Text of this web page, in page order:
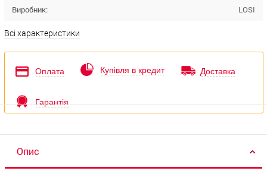
Виробник: LOSI
Всі характеристики
Оплата Купівля в кредит Доставка
Гарантія
Опис